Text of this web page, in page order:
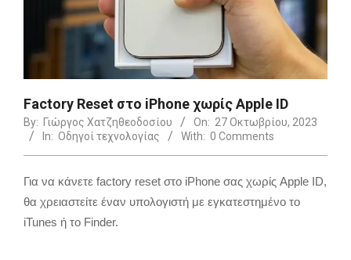
Factory Reset στο iPhone χωρίς Apple ID
By: Γιώργος Χατζηθεοδοσίου On: 27 Οκτωβρίου, 2023
In: Οδηγοί τεχνολογίας With: 0 Comments
Για να κάνετε factory reset στο iPhone σας χωρίς Apple ID,
θα χρειαστείτε έναν υπολογιστή με εγκατεστημένο το
iTunes ή το Finder.